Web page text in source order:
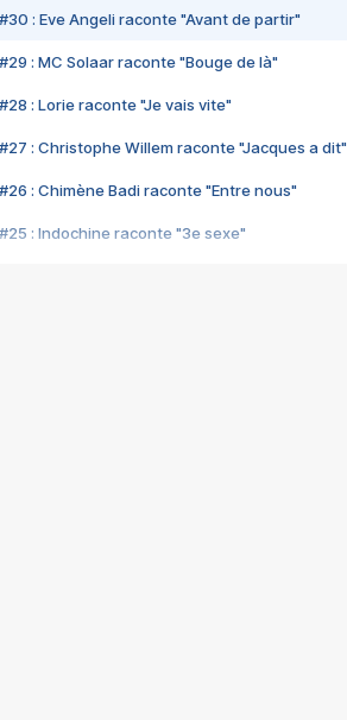
#30 : Eve Angeli raconte "Avant de partir"
#29 : MC Solaar raconte "Bouge de là"
#28 : Lorie raconte "Je vais vite"
#27 : Christophe Willem raconte "Jacques a dit"
#26 : Chimène Badi raconte "Entre nous"
#25 : Indochine raconte "3e sexe"